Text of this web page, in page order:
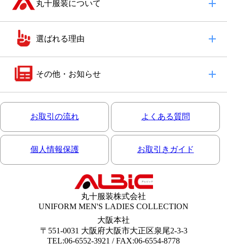
丸十服装について
選ばれる理由
その他・お知らせ
お取引の流れ よくある質問
個人情報保護 お取引きガイド
丸十服装株式会社
UNIFORM MEN'S LADIES COLLECTION
大阪本社
〒551-0031 大阪府大阪市大正区泉尾2-3-3
TEL:06-6552-3921 / FAX:06-6554-8778